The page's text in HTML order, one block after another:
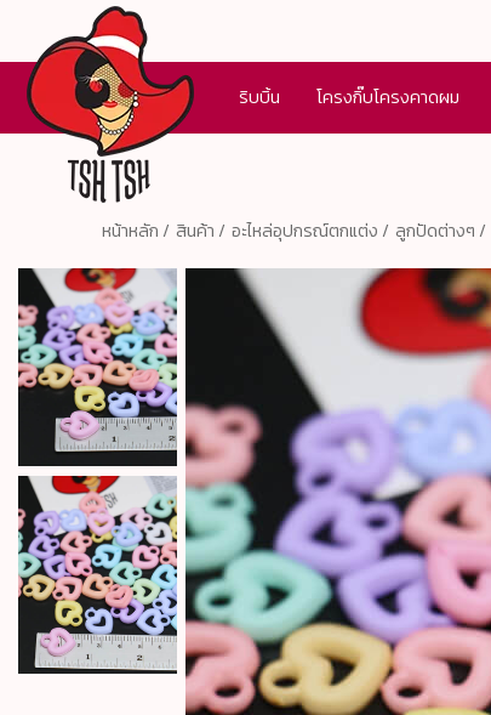
ริบบิ้น โครงกิ๊บโครงคาดผม
หน้าหลัก / สินค้า / อะไหล่อุปกรณ์ตกแต่ง / ลูกปัดต่างๆ /